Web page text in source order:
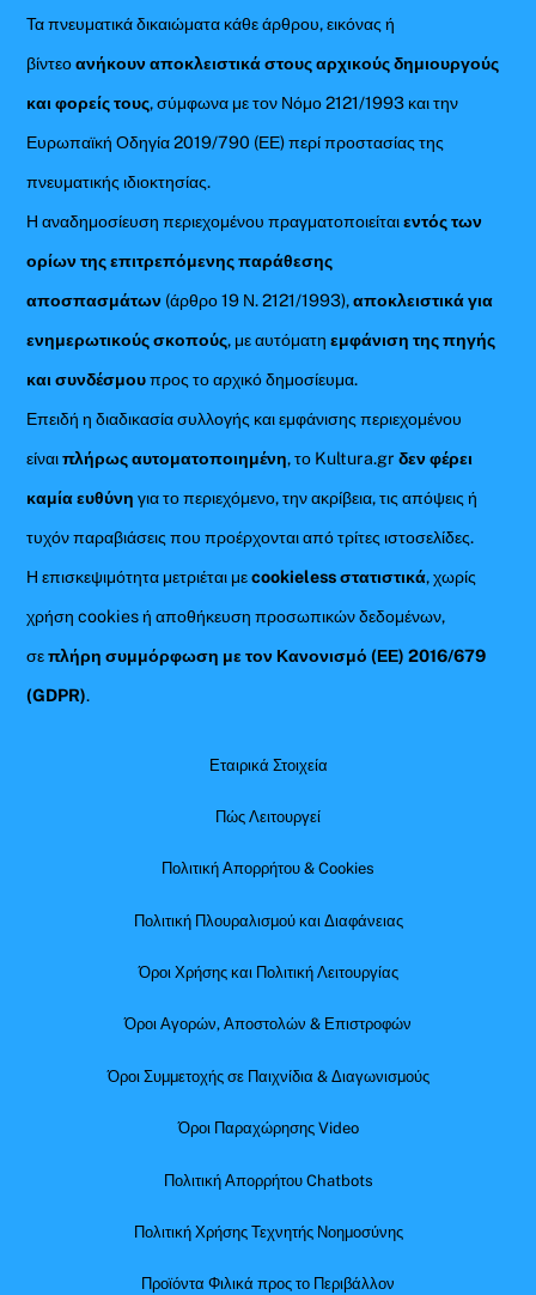
Τα πνευματικά δικαιώματα κάθε άρθρου, εικόνας ή
βίντεοανήκουν αποκλειστικά στους αρχικούς δημιουργούς
και φορείς τους, σύμφωνα με τον Νόμο 2121/1993 και την
Ευρωπαϊκή Οδηγία 2019/790 (ΕΕ) περί προστασίας της
πνευματικής ιδιοκτησίας.
Η αναδημοσίευση περιεχομένου πραγματοποιείταιεντός των
ορίων της επιτρεπόμενης παράθεσης
αποσπασμάτων (άρθρο 19 Ν. 2121/1993),αποκλειστικά για
ενημερωτικούς σκοπούς, με αυτόματηεμφάνιση της πηγής
και συνδέσμουπρος το αρχικό δημοσίευμα.
Επειδή η διαδικασία συλλογής και εμφάνισης περιεχομένου
είναιπλήρως αυτοματοποιημένη, το Kultura.grδεν φέρει
καμία ευθύνη για το περιεχόμενο, την ακρίβεια, τις απόψεις ή
τυχόν παραβιάσεις που προέρχονται από τρίτες ιστοσελίδες.
Η επισκεψιμότητα μετριέται μεcookieless στατιστικά, χωρίς
χρήση cookies ή αποθήκευση προσωπικών δεδομένων,
σεπλήρη συμμόρφωση με τον Κανονισμό (ΕΕ) 2016/679
(GDPR).
Εταιρικά Στοιχεία
Πώς Λειτουργεί
Πολιτική Απορρήτου & Cookies
Πολιτική Πλουραλισμού και Διαφάνειας
Όροι Χρήσης και Πολιτική Λειτουργίας
Όροι Αγορών, Αποστολών & Επιστροφών
Όροι Συμμετοχής σε Παιχνίδια & Διαγωνισμούς
Όροι Παραχώρησης Video
Πολιτική Απορρήτου Chatbots
Πολιτική Χρήσης Τεχνητής Νοημοσύνης
Προϊόντα Φιλικά προς το Περιβάλλον